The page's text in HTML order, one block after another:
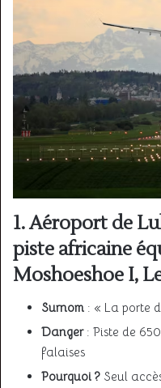
1. Aéroport de
piste africaine
Moshoeshoe I,
Surnom : « La porte
Danger: Piste de
falaises
Pourquoi ? Seul